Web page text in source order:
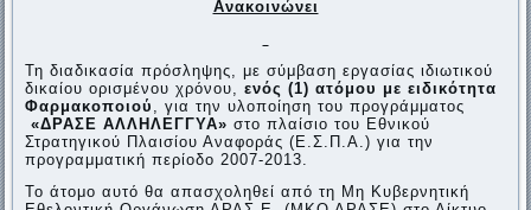
Ανακοινώνει
Τη διαδικασία πρόσληψης, με σύμβαση εργασίας ιδιωτικού
δικαίου ορισμένου χρόνου,ενός (1) ατόμου με ειδικότητα
Φαρμακοποιού
, για την υλοποίηση του προγράμματος
«ΔΡΑΣΕ ΑΛΛΗΛΕΓΓΥΑ»στο πλαίσιο του Εθνικού
Στρατηγικού Πλαισίου Αναφοράς (Ε.Σ.Π.Α.) για την
προγραμματική περίοδο 2007-2013.
Το άτομο αυτό θα απασχοληθεί από τη Μη Κυβερνητική